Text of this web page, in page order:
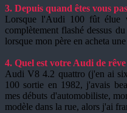
3. Depuis quand êtes vous
Lorsque l'Audi 100 fût élue
complètement flashé dessus
lorsque mon père en acheta
4. Quel est votre Audi de
Audi V8 4.2 quattro (j'en ai
100 sortie en 1982, j'avais
mes débuts d'automobiliste,
modèle dans la rue, alors j'ai